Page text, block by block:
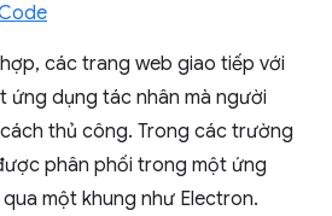
các trang web giao tiếp với
ứng dụng tác nhân mà người
thủ công. Trong các trường
phân phối trong một ứng
một khung như Electron.